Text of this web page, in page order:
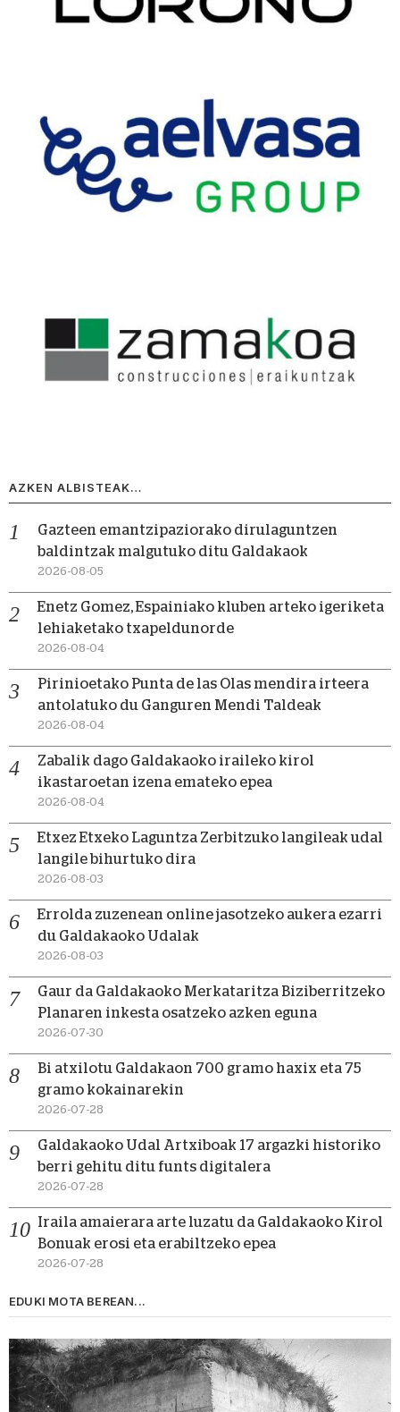
AZKEN ALBISTEAK…
Gazteen emantzipaziorako dirulaguntzen
baldintzak malgutuko ditu Galdakaok
2026-08-05
Enetz Gomez, Espainiako kluben arteko igeriketa
lehiaketako txapeldunorde
2026-08-04
Pirinioetako Punta de las Olas mendira irteera
antolatuko du Ganguren Mendi Taldeak
2026-08-04
Zabalik dago Galdakaoko iraileko kirol
ikastaroetan izena emateko epea
2026-08-04
Etxez Etxeko Laguntza Zerbitzuko langileak udal
langile bihurtuko dira
2026-08-03
Errolda zuzenean online jasotzeko aukera ezarri
du Galdakaoko Udalak
2026-08-03
Gaur da Galdakaoko Merkataritza Biziberritzeko
Planaren inkesta osatzeko azken eguna
2026-07-30
Bi atxilotu Galdakaon 700 gramo haxix eta 75
gramo kokainarekin
2026-07-28
Galdakaoko Udal Artxiboak 17 argazki historiko
berri gehitu ditu funts digitalera
2026-07-28
Iraila amaierara arte luzatu da Galdakaoko Kirol
Bonuak erosi eta erabiltzeko epea
2026-07-28
EDUKI MOTA BEREAN...